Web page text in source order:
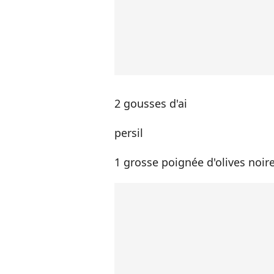
2 gousses d'ai
persil
1 grosse poignée d'olives